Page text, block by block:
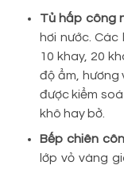
Tủ hấp công
hơi nước.
10 khay, 20
độ ẩm, hương
được kiểm
khô hay bở.
Bếp chiên
lớp vỏ vàng